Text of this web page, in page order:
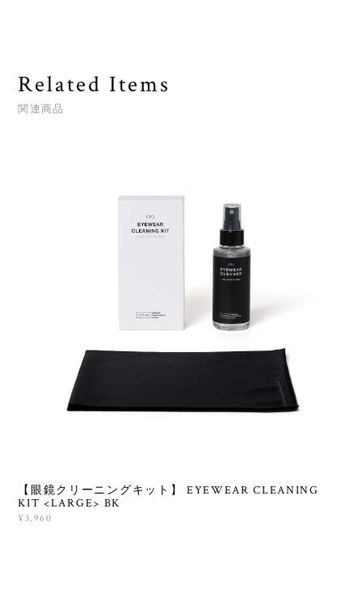
Related Items
関連商品
【眼鏡クリーニングキット】 EYEWEAR CLEANING
KIT <LARGE> BK
¥3,960